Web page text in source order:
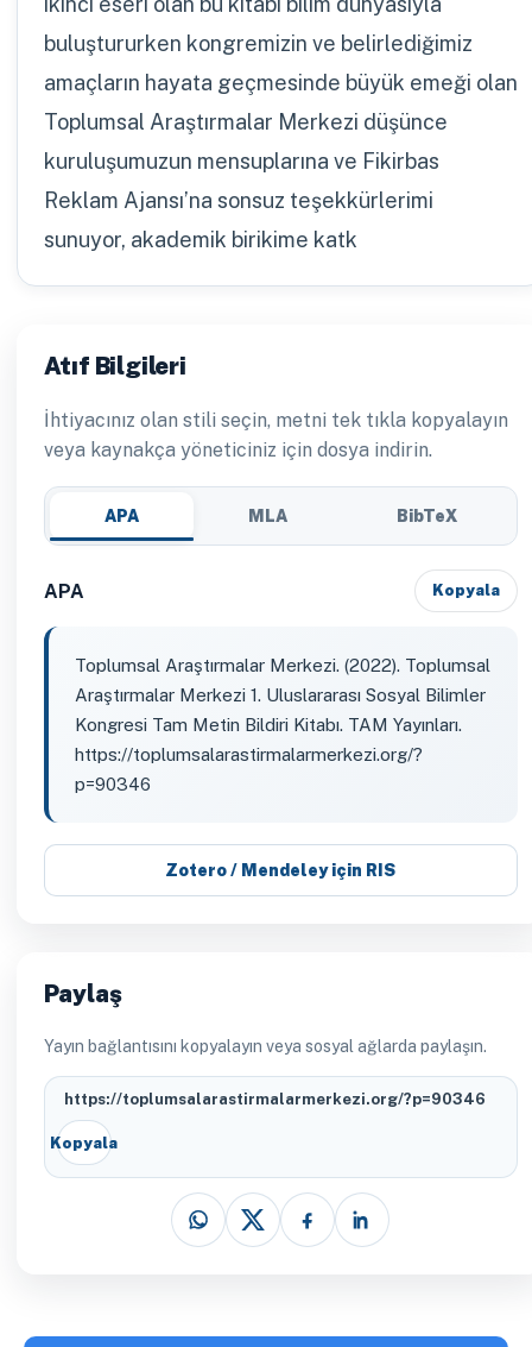
buluştururken kongremizin ve belirlediğimiz
amaçların hayata geçmesinde büyük emeği olan
Toplumsal Araştırmalar Merkezi düşünce
kuruluşumuzun mensuplarına ve Fikirbas
Reklam Ajansı’na sonsuz teşekkürlerimi
sunuyor, akademik birikime katk
Atıf Bilgileri
İhtiyacınız olan stili seçin, metni tek tıkla kopyalayın
veya kaynakça yöneticiniz için dosya indirin.
APA MLA BibTeX
APA Kopyala
Toplumsal Araştırmalar Merkezi. (2022). Toplumsal
Araştırmalar Merkezi 1. Uluslararası Sosyal Bilimler
Kongresi Tam Metin Bildiri Kitabı. TAM Yayınları.
https://toplumsalarastirmalarmerkezi.org/?
p=90346
Zotero / Mendeley için RIS
Paylaş
Yayın bağlantısını kopyalayın veya sosyal ağlarda paylaşın.
https://toplumsalarastirmalarmerkezi.org/?p=90346
Kopyala